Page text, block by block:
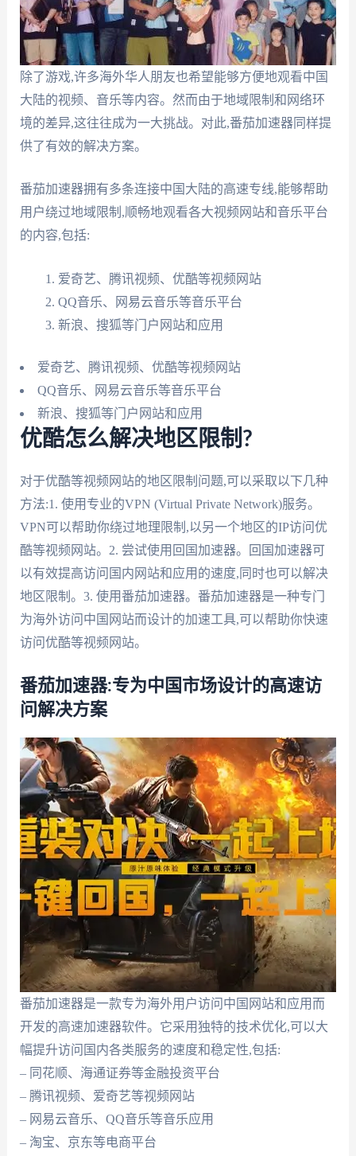
除了游戏,许多海外华人朋友也希望能够方便地观看中国
大陆的视频、音乐等内容。然而由于地域限制和网络环
境的差异,这往往成为一大挑战。对此,番茄加速器同样提
供了有效的解决方案。
番茄加速器拥有多条连接中国大陆的高速专线,能够帮助
用户绕过地域限制,顺畅地观看各大视频网站和音乐平台
的内容,包括:
爱奇艺、腾讯视频、优酷等视频网站
QQ音乐、网易云音乐等音乐平台
新浪、搜狐等门户网站和应用
爱奇艺、腾讯视频、优酷等视频网站
QQ音乐、网易云音乐等音乐平台
新浪、搜狐等门户网站和应用
优酷怎么解决地区限制?
对于优酷等视频网站的地区限制问题,可以采取以下几种
方法:1. 使用专业的VPN (Virtual Private Network)服务。
VPN可以帮助你绕过地理限制,以另一个地区的IP访问优
酷等视频网站。2. 尝试使用回国加速器。回国加速器可
以有效提高访问国内网站和应用的速度,同时也可以解决
地区限制。3. 使用番茄加速器。番茄加速器是一种专门
为海外访问中国网站而设计的加速工具,可以帮助你快速
访问优酷等视频网站。
番茄加速器:专为中国市场设计的高速访
问解决方案
番茄加速器是一款专为海外用户访问中国网站和应用而
开发的高速加速器软件。它采用独特的技术优化,可以大
幅提升访问国内各类服务的速度和稳定性,包括:
– 同花顺、海通证券等金融投资平台
– 腾讯视频、爱奇艺等视频网站
– 网易云音乐、QQ音乐等音乐应用
– 淘宝、京东等电商平台